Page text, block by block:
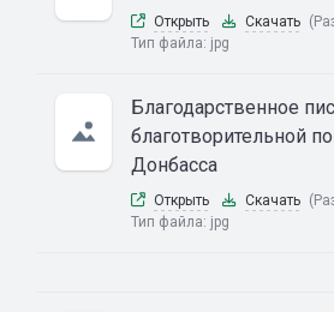
Открыть Скачать
Тип файла: jpg
Благодарственное
благотворительной
Донбасса
Открыть Скачать
Тип файла: jpg